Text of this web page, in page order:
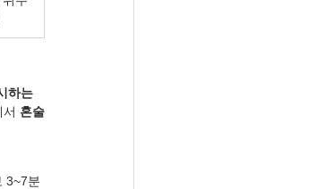
하는
혼술
3~7분